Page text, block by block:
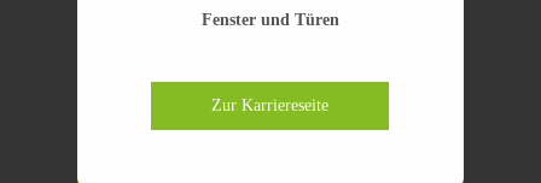
Fenster und Türen
Zur Karriereseite